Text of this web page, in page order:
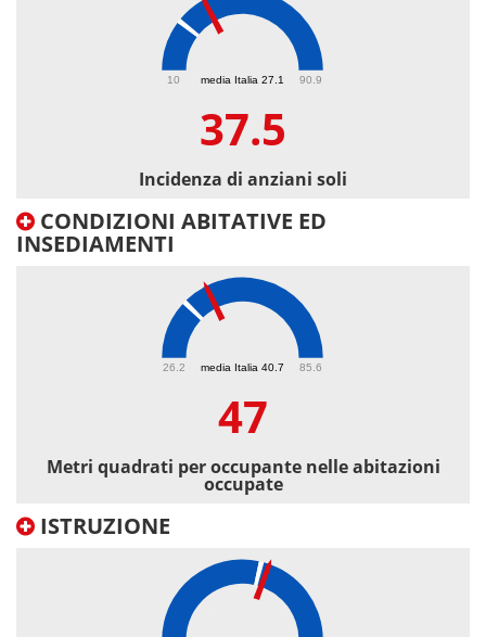
media Italia 27.1
10 90.9
37.5
Incidenza di anziani soli
CONDIZIONI ABITATIVE ED
INSEDIAMENTI
media Italia 40.7
26.2 85.6
47
Metri quadrati per occupante nelle abitazioni
occupate
ISTRUZIONE